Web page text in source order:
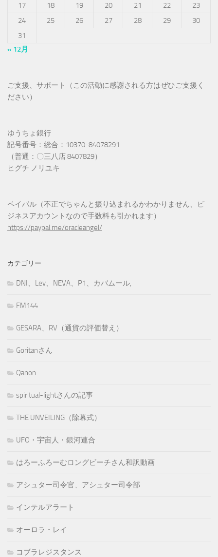
17
18 19 20 21 22
23
24
25 26 27 28 29
30
31
« 12月
ご支援、サポート（この活動に感謝される方はぜひご支援く
ださい）
ゆうちょ銀行
記号番号：総合：10370-84078291
（普通：〇三八店 8407829）
ヒグチ ノリユキ
ペイパル（不正でちゃんと振り込まれるかわかりません、ビ
ジネスアカウントなので手数料も引かれます）
https://paypal.me/oracleangel/
カテゴリー
DNI、Lev、NEVA、P1、カバムール,
FM144
GESARA、RV（通貨の評価替え）
Goritanさん
Qanon
spiritual-lightさんの記事
THE UNVEILING（除幕式）
UFO・宇宙人・銀河連合
はろーふろーむロングビーチさん和訳動画
アシュター司令官、アシュター司令部
インテルアラート
オーロラ・レイ
コブラレジスタンス